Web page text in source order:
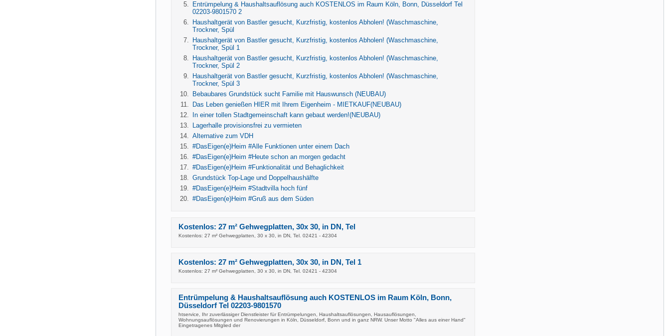
Entrümpelung & Haushaltsauflösung auch KOSTENLOS im Raum Köln, Bonn, Düsseldorf Tel
02203-9801570 2
Haushaltgerät von Bastler gesucht, Kurzfristig, kostenlos Abholen! (Waschmaschine,
Trockner, Spül
Haushaltgerät von Bastler gesucht, Kurzfristig, kostenlos Abholen! (Waschmaschine,
Trockner, Spül 1
Haushaltgerät von Bastler gesucht, Kurzfristig, kostenlos Abholen! (Waschmaschine,
Trockner, Spül 2
Haushaltgerät von Bastler gesucht, Kurzfristig, kostenlos Abholen! (Waschmaschine,
Trockner, Spül 3
Bebaubares Grundstück sucht Familie mit Hauswunsch (NEUBAU)
Das Leben genießen HIER mit Ihrem Eigenheim - MIETKAUF(NEUBAU)
In einer tollen Stadtgemeinschaft kann gebaut werden!(NEUBAU)
Lagerhalle provisionsfrei zu vermieten
Alternative zum VDH
#DasEigen(e)Heim #Alle Funktionen unter einem Dach
#DasEigen(e)Heim #Heute schon an morgen gedacht
#DasEigen(e)Heim #Funktionalität und Behaglichkeit
Grundstück Top-Lage und Doppelhaushälfte
#DasEigen(e)Heim #Stadtvilla hoch fünf
#DasEigen(e)Heim #Gruß aus dem Süden
Kostenlos: 27 m² Gehwegplatten, 30x 30, in DN, Tel
Kostenlos: 27 m² Gehwegplatten, 30 x 30, in DN, Tel. 02421 - 42304
Kostenlos: 27 m² Gehwegplatten, 30x 30, in DN, Tel 1
Kostenlos: 27 m² Gehwegplatten, 30 x 30, in DN, Tel. 02421 - 42304
Entrümpelung & Haushaltsauflösung auch KOSTENLOS im Raum Köln, Bonn,
Düsseldorf Tel 02203-9801570
htservice, Ihr zuverlässiger Dienstleister für Entrümpelungen, Haushaltsauflösungen, Hausauflösungen,
Wohnungsauflösungen und Renovierungen in Köln, Düsseldorf, Bonn und in ganz NRW. Unser Motto "Alles aus einer Hand"
Eingetragenes Mitglied der